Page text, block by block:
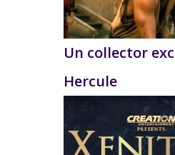
Un collector
Hercule